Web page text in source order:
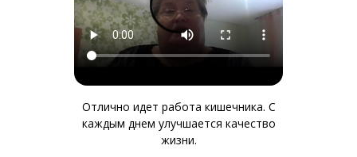
Отлично идет работа кишечника. С
каждым днем улучшается качество
жизни.